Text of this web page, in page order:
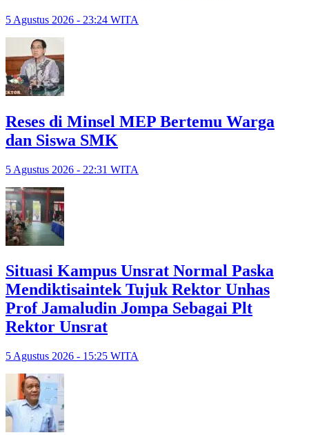
5 Agustus 2026 - 23:24 WITA
Reses di Minsel MEP Bertemu Warga
dan Siswa SMK
5 Agustus 2026 - 22:31 WITA
Situasi Kampus Unsrat Normal Paska
Mendiktisaintek Tujuk Rektor Unhas
Prof Jamaludin Jompa Sebagai Plt
Rektor Unsrat
5 Agustus 2026 - 15:25 WITA